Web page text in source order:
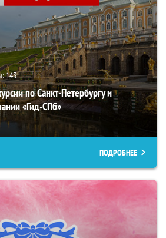
143
по Санкт-Петербургу и
«Гид-СПб»
ПОДРОБНЕЕ